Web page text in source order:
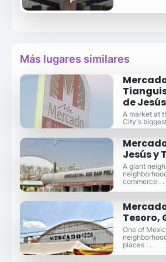
Más lugares similares
de Jesús
A market at
City's
Jesús y
A giant
commerce . .
Tesoro,
One of
places . . .